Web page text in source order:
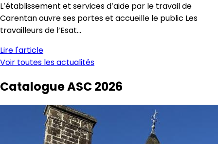
L’établissement et services d’aide par le travail de
Carentan ouvre ses portes et accueille le public Les
travailleurs de l’Esat…
Lire l'article
Voir toutes les actualités
Catalogue ASC2026